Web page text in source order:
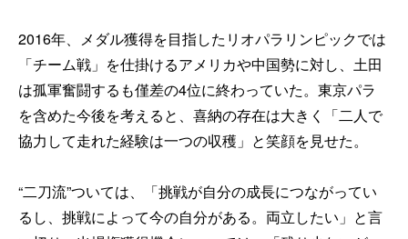
2016年、メダル獲得を目指したリオパラリンピックでは
「チーム戦」を仕掛けるアメリカや中国勢に対し、土田
は孤軍奮闘するも僅差の4位に終わっていた。東京パラ
を含めた今後を考えると、喜納の存在は大きく「二人で
協力して走れた経験は一つの収穫」と笑顔を見せた。
“二刀流”ついては、「挑戦が自分の成長につながってい
るし、挑戦によって今の自分がある。両立したい」と言